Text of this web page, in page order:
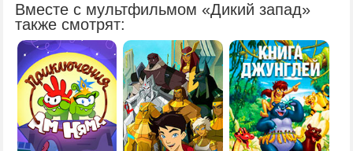
Вместе с мультфильмом «Дикий запад»
также смотрят: